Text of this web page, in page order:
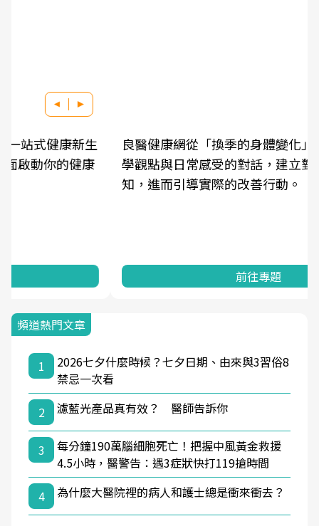
良醫健康網從「換季的身體變化」出發，透過醫
學觀點與日常感受的對話，建立對亞健康的認
知，進而引導實際的改善行動。
頻道熱門文章
1
2026七夕什麼時候？七夕日期、由來與3習俗8
禁忌一次看
2
濾藍光產品真有效？ 醫師告訴你
3
每分鐘190萬腦細胞死亡！把握中風黃金救援
4.5小時，醫警告：遇3症狀快打119搶時間
4
為什麼大醫院裡的病人和護士總是衝來衝去？